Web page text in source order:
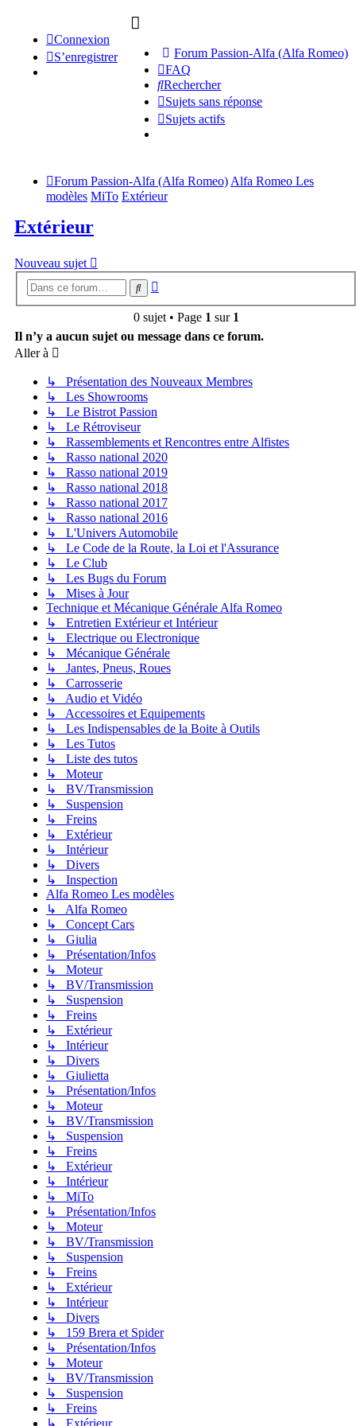
Forum Passion-Alfa (Alfa Romeo)
FAQ
Rechercher
Sujets sans réponse
Sujets actifs
Connexion
S’enregistrer
Forum Passion-Alfa (Alfa Romeo)Alfa Romeo Les
modèles MiTo Extérieur
Extérieur
Nouveau sujet
Rechercher
0 sujet • Page 1 sur 1
Il n’y a aucun sujet ou message dans ce forum.
Aller à
↳ Présentation des Nouveaux Membres
↳ Les Showrooms
↳ Le Bistrot Passion
↳ Le Rétroviseur
↳ Rassemblements et Rencontres entre Alfistes
↳ Rasso national 2020
↳ Rasso national 2019
↳ Rasso national 2018
↳ Rasso national 2017
↳ Rasso national 2016
↳ L'Univers Automobile
↳ Le Code de la Route, la Loi et l'Assurance
↳ Le Club
↳ Les Bugs du Forum
↳ Mises à Jour
Technique et Mécanique Générale Alfa Romeo
↳ Entretien Extérieur et Intérieur
↳ Electrique ou Electronique
↳ Mécanique Générale
↳ Jantes, Pneus, Roues
↳ Carrosserie
↳ Audio et Vidéo
↳ Accessoires et Equipements
↳ Les Indispensables de la Boite à Outils
↳ Les Tutos
↳ Liste des tutos
↳ Moteur
↳ BV/Transmission
↳ Suspension
↳ Freins
↳ Extérieur
↳ Intérieur
↳ Divers
↳ Inspection
Alfa Romeo Les modèles
↳ Alfa Romeo
↳ Concept Cars
↳ Giulia
↳ Présentation/Infos
↳ Moteur
↳ BV/Transmission
↳ Suspension
↳ Freins
↳ Extérieur
↳ Intérieur
↳ Divers
↳ Giulietta
↳ Présentation/Infos
↳ Moteur
↳ BV/Transmission
↳ Suspension
↳ Freins
↳ Extérieur
↳ Intérieur
↳ MiTo
↳ Présentation/Infos
↳ Moteur
↳ BV/Transmission
↳ Suspension
↳ Freins
↳ Extérieur
↳ Intérieur
↳ Divers
↳ 159 Brera et Spider
↳ Présentation/Infos
↳ Moteur
↳ BV/Transmission
↳ Suspension
↳ Freins
↳ Extérieur